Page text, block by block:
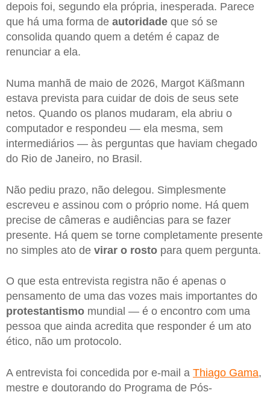
depois foi, segundo ela própria, inesperada. Parece
que há uma forma de autoridade que só se
consolida quando quem a detém é capaz de
renunciar a ela.
Numa manhã de maio de 2026, Margot Käßmann
estava prevista para cuidar de dois de seus sete
netos. Quando os planos mudaram, ela abriu o
computador e respondeu — ela mesma, sem
intermediários — às perguntas que haviam chegado
do Rio de Janeiro, no Brasil.
Não pediu prazo, não delegou. Simplesmente
escreveu e assinou com o próprio nome. Há quem
precise de câmeras e audiências para se fazer
presente. Há quem se torne completamente presente
no simples ato de virar o rosto para quem pergunta.
O que esta entrevista registra não é apenas o
pensamento de uma das vozes mais importantes do
protestantismo mundial — é o encontro com uma
pessoa que ainda acredita que responder é um ato
ético, não um protocolo.
A entrevista foi concedida por e-mail a Thiago Gama,
mestre e doutorando do Programa de Pós-